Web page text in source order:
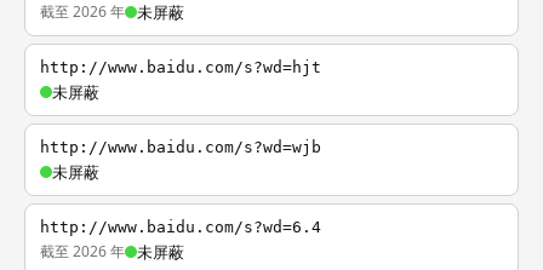
截至 2026 年 未屏蔽
http://www.baidu.com/s?wd=hjt
未屏蔽
http://www.baidu.com/s?wd=wjb
未屏蔽
http://www.baidu.com/s?wd=6.4
截至 2026 年 未屏蔽